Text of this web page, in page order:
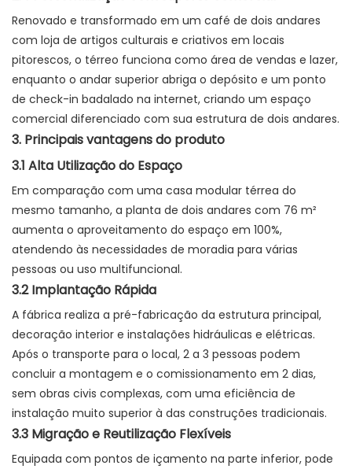
Renovado e transformado em um café de dois andares
com loja de artigos culturais e criativos em locais
pitorescos, o térreo funciona como área de vendas e lazer,
enquanto o andar superior abriga o depósito e um ponto
de check-in badalado na internet, criando um espaço
comercial diferenciado com sua estrutura de dois andares.
3. Principais vantagens do produto
3.1 Alta Utilização do Espaço
Em comparação com uma casa modular térrea do
mesmo tamanho, a planta de dois andares com 76 m²
aumenta o aproveitamento do espaço em 100%,
atendendo às necessidades de moradia para várias
pessoas ou uso multifuncional.
3.2 Implantação Rápida
A fábrica realiza a pré-fabricação da estrutura principal,
decoração interior e instalações hidráulicas e elétricas.
Após o transporte para o local, 2 a 3 pessoas podem
concluir a montagem e o comissionamento em 2 dias,
sem obras civis complexas, com uma eficiência de
instalação muito superior à das construções tradicionais.
3.3 Migração e Reutilização Flexíveis
Equipada com pontos de içamento na parte inferior, pode